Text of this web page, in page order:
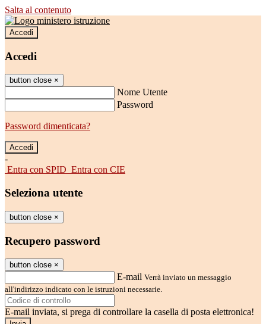
Salta al contenuto
Accedi
Accedi
button close ×
Nome Utente
Password
Password dimenticata?
-
Entra con SPID Entra con CIE
Seleziona utente
button close ×
Recupero password
button close ×
E-mail Verrà inviato un messaggio
all'indirizzo indicato con le istruzioni necessarie.
E-mail inviata, si prega di controllare la casella di posta elettronica!